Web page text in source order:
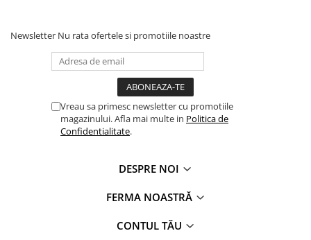
Newsletter Nu rata ofertele si promotiile noastre
Vreau sa primesc newsletter cu promotiile
magazinului. Afla mai multe in Politica de
Confidentialitate.
DESPRE NOI
FERMA NOASTRĂ
CONTUL TĂU